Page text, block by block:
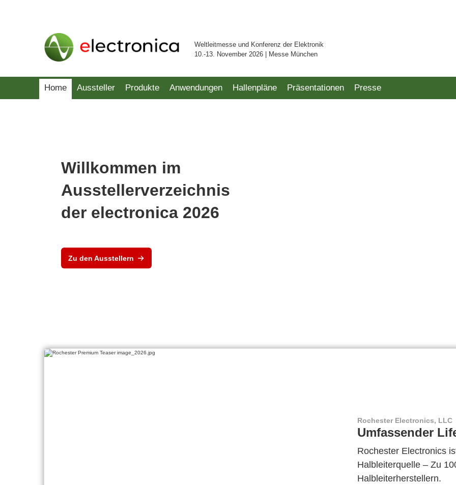
Weltleitmesse und Konferenz der Elektronik
10.-13. November 2026 | Messe München
Home Aussteller Produkte Anwendungen Hallenpläne Präsentationen Presse
Willkommen im
Ausstellerverzeichnis
der electronica 2026
Zu den Ausstellern
Rochester Electronics, LLC
Umfassender
Rochester Electronics
Halbleiterquelle – Zu
Halbleiterherstellern.